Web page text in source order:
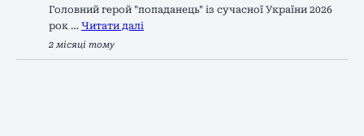
Головний герой "попаданець" із сучасної України 2026
рок … Читати далі
2 місяці тому